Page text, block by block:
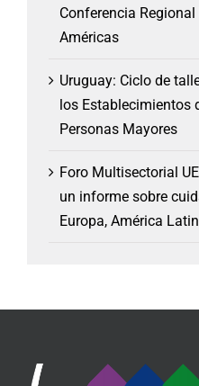
Conferencia
Américas
Uruguay: Ciclo de
los Establecimientos
Personas Mayores
Foro Multisectorial
un informe sobre
Europa, América